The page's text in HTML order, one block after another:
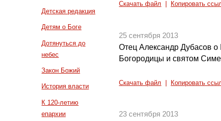
Детская редакция
Детям о Боге
Дотянуться до
небес
Закон Божий
История власти
К 120-летию
епархии
Скачать файл Копировать
25 сентября 2013
Отец Александр Дубасов
Богородицы и святом
Скачать файл Копировать
23 сентября 2013